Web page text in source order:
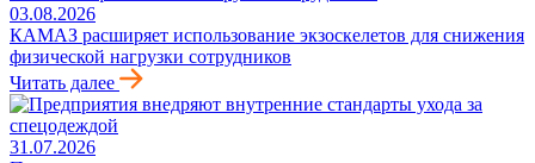
03.08.2026
КАМАЗ расширяет использование экзоскелетов для снижения
физической нагрузки сотрудников
Читать далее
31.07.2026